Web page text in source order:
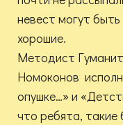
невест могут
хорошие.
Методист
Номоконов
опушке…» и
что ребята, такие